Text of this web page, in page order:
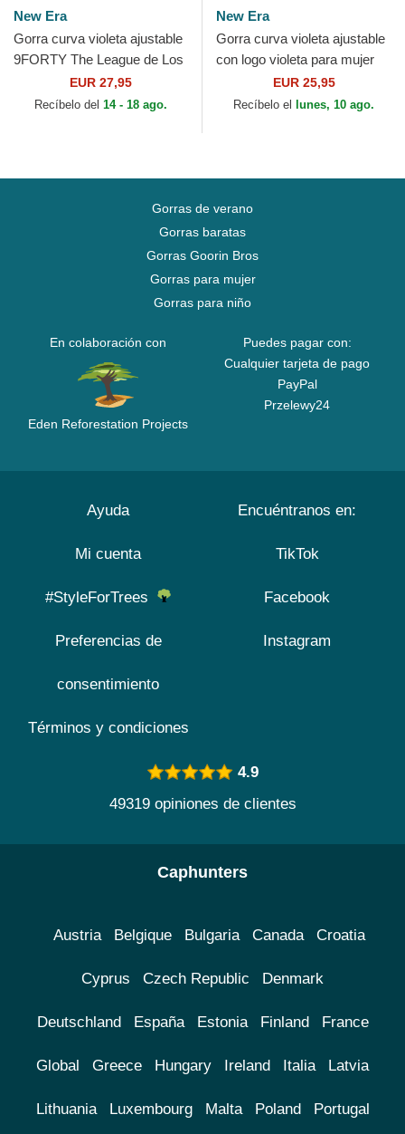
New Era
Gorra curva violeta ajustable
9FORTY The League de Los
Angeles Lakers NBA de New
EUR 27,95
Recíbelo del 14 - 18 ago.
New Era
Gorra curva violeta ajustable
con logo violeta para mujer
9FORTY League Essential
de New York...
EUR 25,95
Recíbelo el lunes, 10 ago.
Gorras de verano
Gorras baratas
Gorras Goorin Bros
Gorras para mujer
Gorras para niño
En colaboración con
Eden Reforestation Projects
Puedes pagar con:
Cualquier tarjeta de pago
PayPal
Przelewy24
Ayuda
Mi cuenta
#StyleForTrees
Preferencias de
consentimiento
Términos y condiciones
Encuéntranos en:
TikTok
Facebook
Instagram
4.9
49319 opiniones de clientes
Caphunters
Austria Belgique Bulgaria Canada Croatia
Cyprus Czech Republic Denmark
Deutschland España Estonia Finland France
Global Greece Hungary Ireland Italia Latvia
Lithuania Luxembourg Malta Poland Portugal